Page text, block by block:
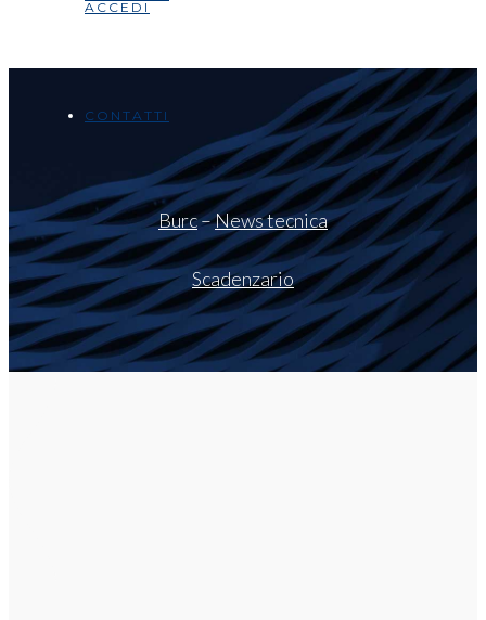
ACCEDI
CONTATTI
Burc–News tecnica
Scadenzario